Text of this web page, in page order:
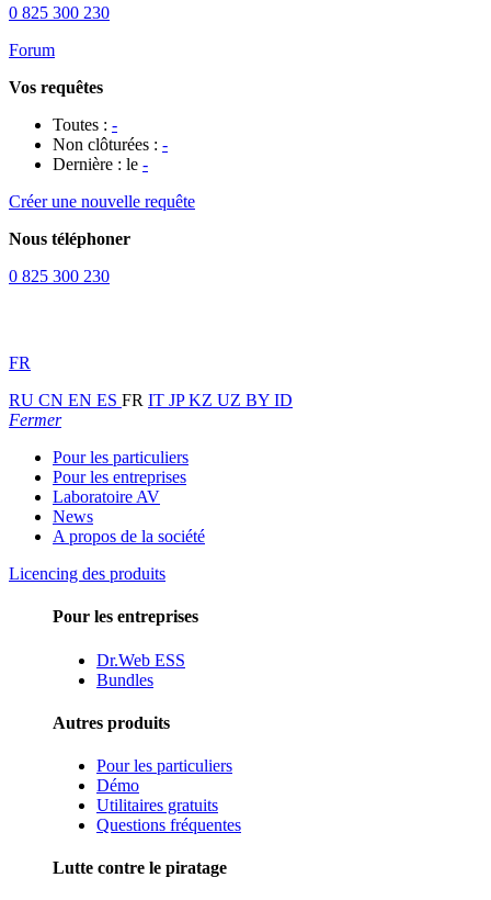
0 825 300 230
Forum
Vos requêtes
Toutes : -
Non clôturées : -
Dernière : le -
Créer une nouvelle requête
Nous téléphoner
0 825 300 230
FR
RU CN EN ES FR IT JPKZ UZ BY ID
Fermer
Pour les particuliers
Pour les entreprises
Laboratoire AV
News
A propos de la société
Licencing des produits
Pour les entreprises
Dr.Web ESS
Bundles
Autres produits
Pour les particuliers
Démo
Utilitaires gratuits
Questions fréquentes
Lutte contre le piratage